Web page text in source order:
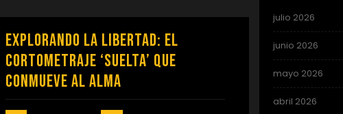
Explorando la Libertad: El
Cortometraje ‘Suelta’ que
Conmueve al Alma
julio 2026
junio 2026
mayo 2026
abril 2026